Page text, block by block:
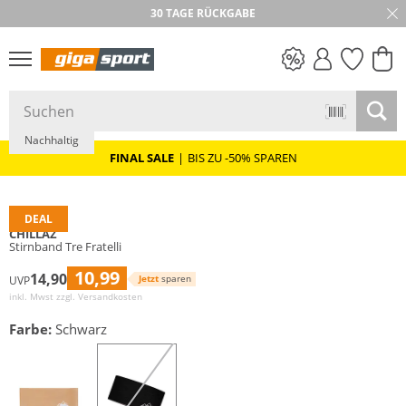
30 TAGE RÜCKGABE
PREIS & WERT
FINAL SALE | BIS ZU -50% SPAREN
DEAL
Nachhaltig
CHILLAZ
Stirnband Tre Fratelli
UVP14,90 10,99 Jetzt sparen
inkl. Mwst zzgl. Versandkosten
Farbe: Schwarz